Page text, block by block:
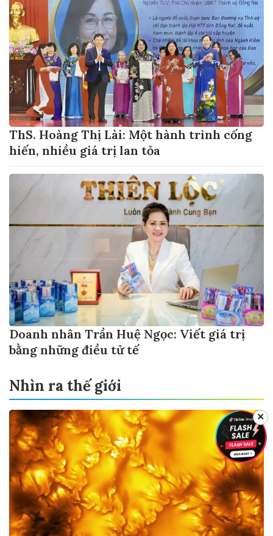
ThS. Hoàng Thị Lài: Một hành trình cống
hiến, nhiều giá trị lan tỏa
Doanh nhân Trần Huệ Ngọc: Viết giá trị
bằng những điều tử tế
Nhìn ra thế giới
✕